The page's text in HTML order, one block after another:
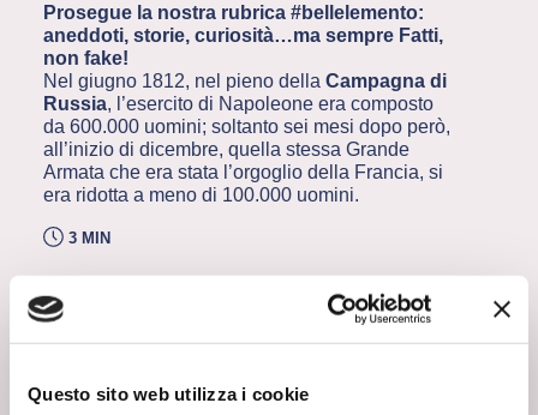
Questo sito web utilizza i cookie
Prosegue la nostra rubrica #bellelemento:
aneddoti, storie, curiosità…ma sempre Fatti,
non fake!
Nel giugno 1812, nel pieno dellaCampagna di
Russia, l’esercito di Napoleone era composto
da 600.000 uomini; soltanto sei mesi dopo però,
all’inizio di dicembre, quella stessa Grande
Armata che era stata l’orgoglio della Francia, si
era ridotta a meno di 100.000 uomini.
3 MIN
LA DISFATTA DI NAPOLEONE... A CAUSA DI UN
BOTTONE?
I pochi soldati che ancora restavano agli ordini
destinato a perire, non essendo sufficientemente